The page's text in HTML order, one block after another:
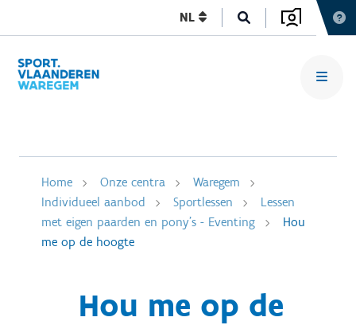
NL
Home Onze centra
Waregem
Individueel aanbod
Sportlessen
Lessen
met eigen paarden en pony's - Eventing
Hou
me op de hoogte
Hou me op de